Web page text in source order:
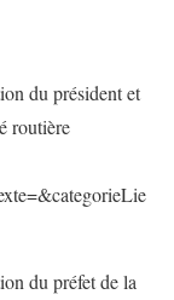
du président et
routière
du préfet de la